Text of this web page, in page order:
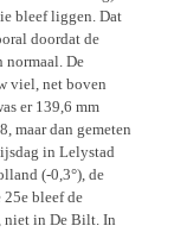
bleef liggen. Dat
doordat de
normaal. De
viel, net boven
er 139,6 mm
maar dan gemeten
ijsdag in Lelystad
(-0,3°), de
25e bleef de
niet in De Bilt. In